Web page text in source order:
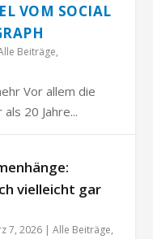
VOM SOCIAL
Beiträge,
Vor allem die
20 Jahre...
vielleicht gar
7, 2026 |Alle Beiträge,